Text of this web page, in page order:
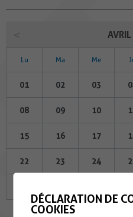
Lu Ma Me
01 02 03
08 09 10
15 16 17
22 23 24
DÉCLARATION DE
COOKIES